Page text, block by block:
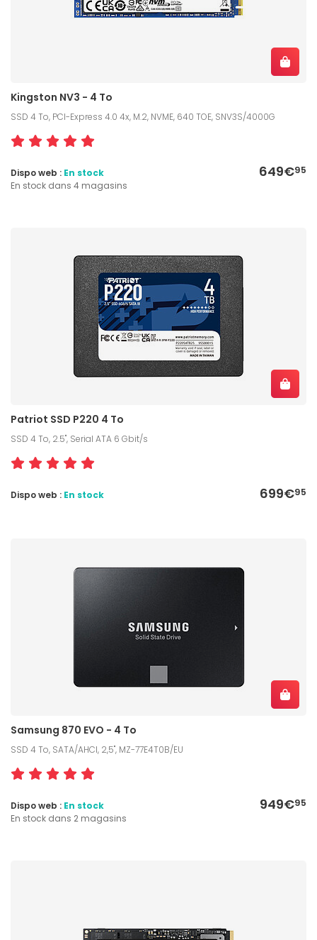
Kingston NV3 - 4 To
SSD 4 To, PCI-Express 4.0 4x, M.2, NVME, 640 TOE, SNV3S/4000G
649€95
Dispo web : En stock
En stock dans 4 magasins
Patriot SSD P220 4 To
SSD 4 To, 2.5", Serial ATA 6 Gbit/s
699€95
Dispo web : En stock
Samsung 870 EVO - 4 To
SSD 4 To, SATA/AHCI, 2,5", MZ-77E4T0B/EU
949€95
Dispo web : En stock
En stock dans 2 magasins